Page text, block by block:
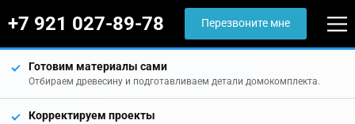
+7 921 027-89-78 Перезвоните мне
Готовим материалы сами
Отбираем древесину и подготавливаем детали домокомплекта.
Корректируем проекты